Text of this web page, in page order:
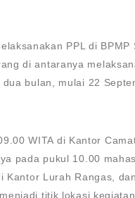
PPL di BPMP
di antaranya
bulan, mulai 22
WITA di Kantor
pada pukul 10.00
Kantor Lurah Rangas,
titik lokasi kegiatan